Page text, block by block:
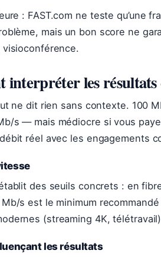
: FAST.com ne teste qu’une
mais un bon score ne
visioconférence.
interpréter les résultats
ne dit rien sans contexte. 100
s — mais médiocre si vous
réel avec les engagements
des seuils concrets : en
Mb/s est le minimum
(streaming 4K,
les résultats